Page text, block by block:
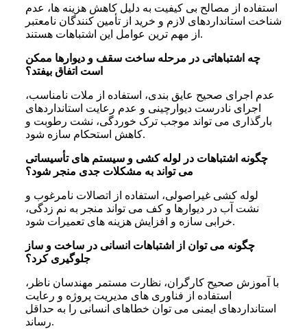
استفاده از مصالح بی کیفیت به دلیل کاهش هزینه ها، عدم
شناخت استانداردهای لازم و خرید از تأمین کنندگان نامعتبر
از مهم ترین عوامل این اشتباهات هستند.
چه اشتباهاتی در مرحله ساخت سقف و دیوارها ممکن
است اتفاق بیفتد؟
عدم اجرای صحیح عایق بندی، استفاده از ملات نامناسب،
اجرای نادرست دیوارچینی و عدم رعایت استانداردهای
بارگذاری می تواند موجب ترک خوردگی، نشت رطوبت و
کاهش استحکام سازه شود.
چگونه اشتباهات در لوله کشی و سیستم های تأسیساتی
می تواند به مشکلات جدی منجر شود؟
لوله کشی غیراصولی، استفاده از اتصالات نامرغوب و
نشت آب در دیوارها و کف می تواند منجر به نم زدگی،
خرابی سازه و افزایش هزینه های تعمیرات شود.
چگونه می توان از اشتباهات انسانی در ساخت و ساز
جلوگیری کرد؟
با آموزش صحیح کارگران، نظارت مستمر مهندسان ناظر،
استفاده از فناوری های مدیریت پروژه و رعایت
استانداردهای ایمنی می توان خطاهای انسانی را به حداقل
رساند.